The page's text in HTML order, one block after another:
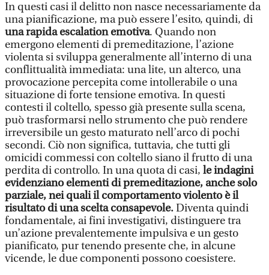
In questi casi il delitto non nasce necessariamente da
una pianificazione, ma può essere l’esito, quindi, di
una rapida escalation emotiva. Quando non
emergono elementi di premeditazione, l’azione
violenta si sviluppa generalmente all’interno di una
conflittualità immediata: una lite, un alterco, una
provocazione percepita come intollerabile o una
situazione di forte tensione emotiva. In questi
contesti il coltello, spesso già presente sulla scena,
può trasformarsi nello strumento che può rendere
irreversibile un gesto maturato nell’arco di pochi
secondi. Ciò non significa, tuttavia, che tutti gli
omicidi commessi con coltello siano il frutto di una
perdita di controllo. In una quota di casi, le indagini
evidenziano elementi di premeditazione, anche solo
parziale, nei quali il comportamento violento è il
risultato di una scelta consapevole.Diventa quindi
fondamentale, ai fini investigativi, distinguere tra
un’azione prevalentemente impulsiva e un gesto
pianificato, pur tenendo presente che, in alcune
vicende, le due componenti possono coesistere.